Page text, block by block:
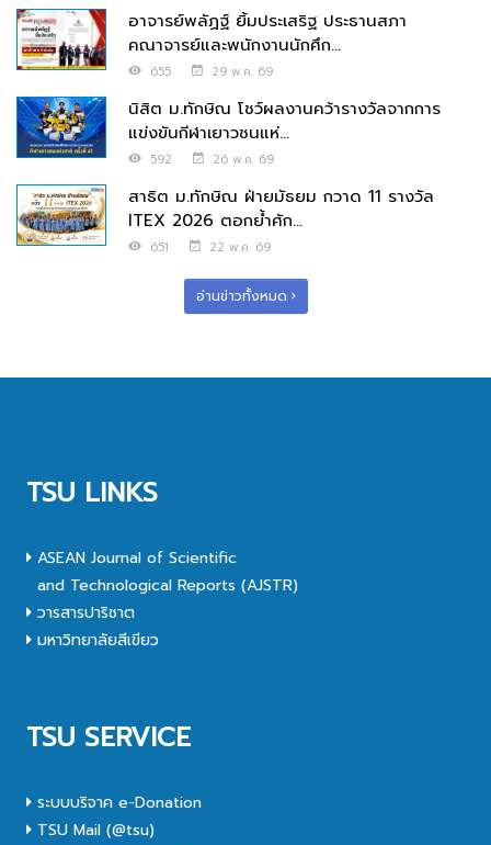
อาจารย์พลัฏฐ์ ยิ้มประเสริฐ ประธานสภา
คณาจารย์และพนักงานนักศึก...
655 29 พ.ค. 69
นิสิต ม.ทักษิณ โชว์ผลงานคว้ารางวัลจากการ
แข่งขันกีฬาเยาวชนแห่...
592 26 พ.ค. 69
สาธิต ม.ทักษิณ ฝ่ายมัธยม กวาด 11 รางวัล
ITEX 2026 ตอกย้ำศัก...
651 22 พ.ค. 69
อ่านข่าวทั้งหมด
TSU LINKS
ASEAN Journal of Scientific
and Technological Reports (AJSTR)
วารสารปาริชาต
มหาวิทยาลัยสีเขียว
TSU SERVICE
ระบบบริจาค e-Donation
TSU Mail (@tsu)